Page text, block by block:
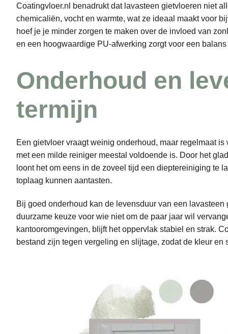
Coatingvloer.nl benadrukt dat lavasteen gietvloeren niet
chemicaliën, vocht en warmte, wat ze ideaal maakt voor
hoef je je minder zorgen te maken over de invloed van
en een hoogwaardige PU-afwerking zorgt voor een
Onderhoud en
termijn
Een gietvloer vraagt weinig onderhoud, maar regelmaat
met een milde reiniger meestal voldoende is. Door het
loont het om eens in de zoveel tijd een dieptereiniging te
toplaag kunnen aantasten.
Bij goed onderhoud kan de levensduur van een
duurzame keuze voor wie niet om de paar jaar wil
kantooromgevingen, blijft het oppervlak stabiel en strak.
bestand zijn tegen vergeling en slijtage, zodat de kleur